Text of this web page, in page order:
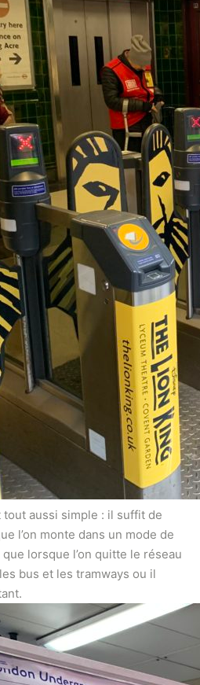
tout aussi simple : il suffit de
l’on monte dans un mode de
lorsque l’on quitte le réseau
bus et les tramways ou il